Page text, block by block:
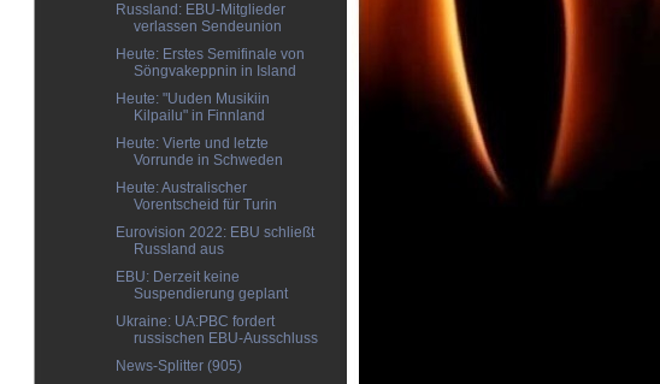
Russland: EBU-Mitglieder
verlassen Sendeunion
Heute: Erstes Semifinale von
Söngvakeppnin in Island
Heute: "Uuden Musikiin
Kilpailu" in Finnland
Heute: Vierte und letzte
Vorrunde in Schweden
Heute: Australischer
Vorentscheid für Turin
Eurovision 2022: EBU schließt
Russland aus
EBU: Derzeit keine
Suspendierung geplant
Ukraine: UA:PBC fordert
russischen EBU-Ausschluss
News-Splitter (905)